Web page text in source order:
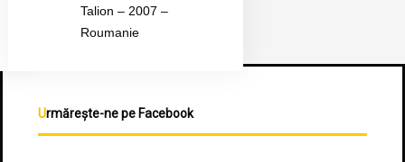
Talion – 2007 –
Roumanie
Urmărește-ne pe Facebook